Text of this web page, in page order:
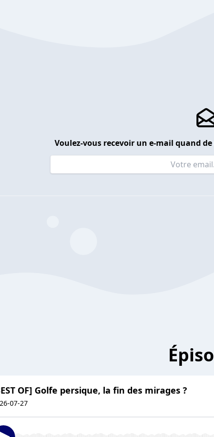
Voulez-vous recevoir un e-mail quand
OF] Golfe persique, la fin des mirages ?
07-27